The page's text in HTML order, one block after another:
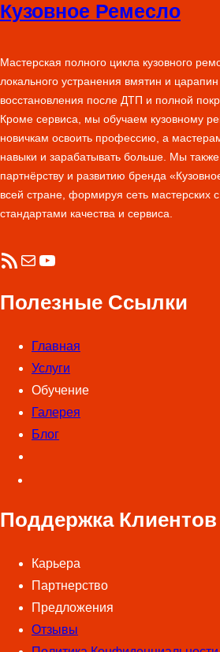
Кузовное Ремесло
Мастерская полного цикла кузовного
локального устранения вмятин и
восстановления после ДТП и полной
Кроме сервиса, мы обучаем кузовному
новичкам освоить профессию, а
навыки и зарабатывать больше. Мы
партнёрству и развитию бренда
всей стране, формируя сеть мастерских
стандартами качества и сервиса.
RSS-лента Почта YouTube
Полезные Ссылки
Главная
Услуги
Обучение
Галерея
Блог
Поддержка Клиентов
Карьера
Партнерство
Предложения
Отзывы